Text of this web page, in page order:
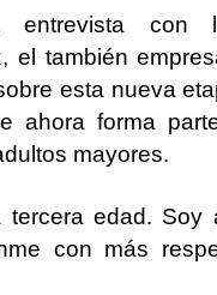
entrevista con
el también
esta nueva
ahora forma
mayores.
tercera edad. Soy
con más